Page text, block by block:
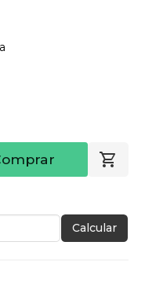
Calcular